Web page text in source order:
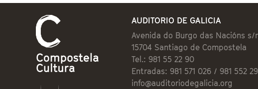
AUDITORIO DE GALICIA
Avenida do Burgo das Nacións s/
15704 Santiago de Compostela
Tel.: 981 55 22 90
Entradas: 981 571 026 / 981 552
info@auditoriodegalicia.org